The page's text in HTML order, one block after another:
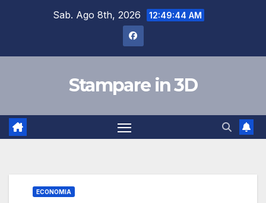
Sab. Ago 8th, 2026 12:49:45 AM
Stampare in 3D
ECONOMIA